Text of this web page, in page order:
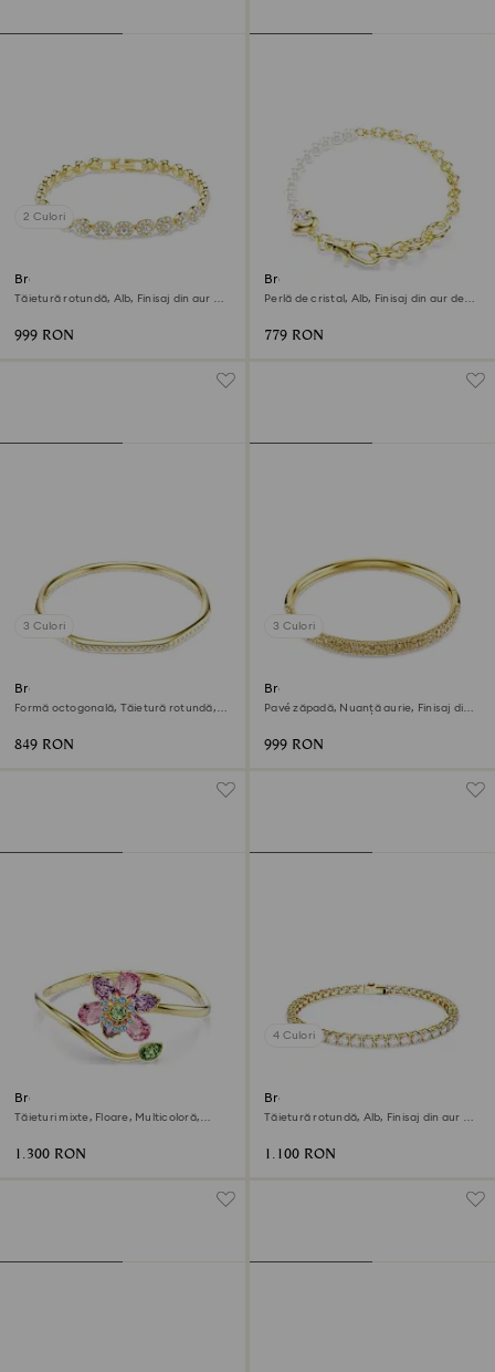
2 Culori
Brățară Una Angelic
Tăietură rotundă, Alb, Finisaj din aur de
999 RON
Brățară Idyllia
Perlă de cristal, Alb, Finisaj din aur de
779 RON
3 Culori
Brățară fixă Dextera
Formă octogonală, Tăietură rotundă,
849 RON
3 Culori
Brățară fixă Sublima
Pavé zăpadă, Nuanță aurie, Finisaj din
999 RON
Brățară fixă Idyllia
Tăieturi mixte, Floare, Multicoloră,
1.300 RON
4 Culori
Brățară Tennis Matrix
Tăietură rotundă, Alb, Finisaj din aur de
1.100 RON